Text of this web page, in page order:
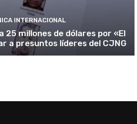
INTERNACIONAL
25 millones de dólares por «El
a presuntos líderes del CJNG